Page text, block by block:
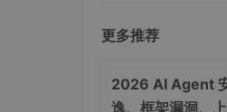
1.3 项目结构
更多推荐
2026 AI Agent
逸、框架漏洞、